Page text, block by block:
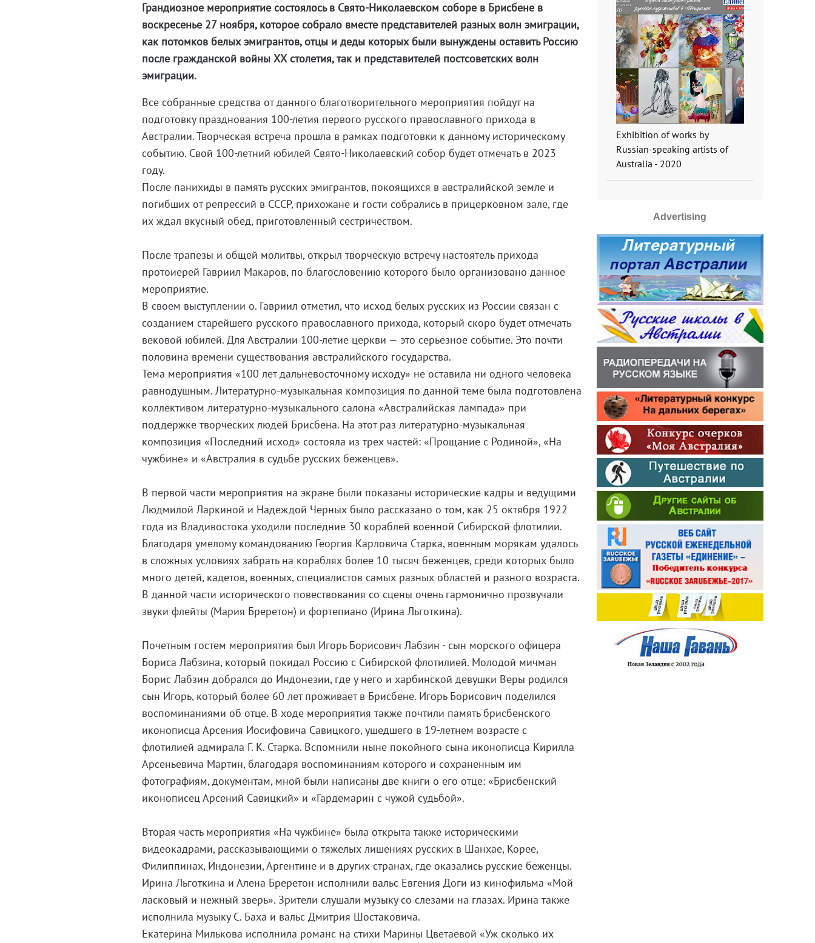
Грандиозное мероприятие состоялось в Свято-Николаевском соборе в Брисбене в
воскресенье 27 ноября, которое собрало вместе представителей разных волн эмиграции,
как потомков белых эмигрантов, отцы и деды которых были вынуждены оставить Россию
после гражданской войны ХХ столетия, так и представителей постсоветских волн
эмиграции.
Все собранные средства от данного благотворительного мероприятия пойдут на
подготовку празднования 100-летия первого русского православного прихода в
Австралии. Творческая встреча прошла в рамках подготовки к данному историческому
событию. Свой 100-летний юбилей Свято-Николаевский собор будет отмечать в 2023
году.
После панихиды в память русских эмигрантов, покоящихся в австралийской земле и
погибших от репрессий в СССР, прихожане и гости собрались в прицерковном зале, где
их ждал вкусный обед, приготовленный сестричеством.
После трапезы и общей молитвы, открыл творческую встречу настоятель прихода
протоиерей Гавриил Макаров, по благословению которого было организовано данное
мероприятие.
В своем выступлении о. Гавриил отметил, что исход белых русских из России связан с
созданием старейшего русского православного прихода, который скоро будет отмечать
вековой юбилей. Для Австралии 100-летие церкви — это серьезное событие. Это почти
половина времени существования австралийского государства.
Тема мероприятия «100 лет дальневосточному исходу» не оставила ни одного человека
равнодушным. Литературно-музыкальная композиция по данной теме была подготовлена
коллективом литературно-музыкального салона «Австралийская лампада» при
поддержке творческих людей Брисбена. На этот раз литературно-музыкальная
композиция «Последний исход» состояла из трех частей: «Прощание с Родиной», «На
чужбине» и «Австралия в судьбе русских беженцев».
В первой части мероприятия на экране были показаны исторические кадры и ведущими
Людмилой Ларкиной и Надеждой Черных было рассказано о том, как 25 октября 1922
года из Владивостока уходили последние 30 кораблей военной Сибирской флотилии.
Благодаря умелому командованию Георгия Карловича Старка, военным морякам удалось
в сложных условиях забрать на кораблях более 10 тысяч беженцев, среди которых было
много детей, кадетов, военных, специалистов самых разных областей и разного возраста.
В данной части исторического повествования со сцены очень гармонично прозвучали
звуки флейты (Мария Бреретон) и фортепиано (Ирина Льготкина).
Почетным гостем мероприятия был Игорь Борисович Лабзин - сын морского офицера
Бориса Лабзина, который покидал Россию с Сибирской флотилией. Молодой мичман
Борис Лабзин добрался до Индонезии, где у него и харбинской девушки Веры родился
сын Игорь, который более 60 лет проживает в Брисбене. Игорь Борисович поделился
воспоминаниями об отце. В ходе мероприятия также почтили память брисбенского
иконописца Арсения Иосифовича Савицкого, ушедшего в 19-летнем возрасте с
флотилией адмирала Г. К. Старка. Вспомнили ныне покойного сына иконописца Кирилла
Арсеньевича Мартин, благодаря воспоминаниям которого и сохраненным им
фотографиям, документам, мной были написаны две книги о его отце: «Брисбенский
иконописец Арсений Савицкий» и «Гардемарин с чужой судьбой».
Вторая часть мероприятия «На чужбине» была открыта также историческими
видеокадрами, рассказывающими о тяжелых лишениях русских в Шанхае, Корее,
Филиппинах, Индонезии, Аргентине и в других странах, где оказались русские беженцы.
Ирина Льготкина и Алена Бреретон исполнили вальс Евгения Доги из кинофильма «Мой
ласковый и нежный зверь». Зрители слушали музыку со слезами на глазах. Ирина также
исполнила музыку С. Баха и вальс Дмитрия Шостаковича.
Екатерина Милькова исполнила романс на стихи Марины Цветаевой «Уж сколько их
Exhibition of works by
Russian-speaking artists of
Australia - 2020
Advertising